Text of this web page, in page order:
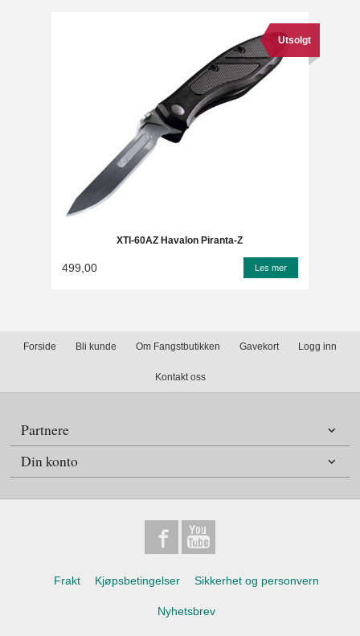
XTI-60AZ Havalon Piranta-Z
Utsolgt
499,00 Les mer
Forside Bli kunde Om Fangstbutikken Gavekort Logg inn
Kontakt oss
Partnere
Din konto
Frakt Kjøpsbetingelser Sikkerhet og personvern
Nyhetsbrev